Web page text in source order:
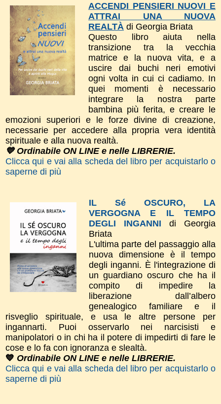
ACCENDI PENSIERI NUOVI E
ATTRAI UNA NUOVA
REALTÀ di Georgia Briata
Questo libro aiuta nella
transizione tra la vecchia
matrice e la nuova vita, e a
uscire dai buchi neri emotivi
ogni volta in cui ci cadiamo. In
quei momenti è necessario
integrare la nostra parte
bambina più ferita, e creare le
emozioni superiori e le forze divine di creazione,
necessarie per accedere alla propria vera identità
spirituale e alla nuova realtà.
💙 Ordinabile ON LINE e nelle LIBRERIE.
Clicca qui e vai alla scheda del libro per acquistarlo o
saperne di più
IL Sé OSCURO, LA
VERGOGNA E IL TEMPO
DEGLI INGANNI di Georgia
Briata
L'ultima parte del passaggio alla
nuova dimensione è il tempo
degli inganni. È l'integrazione di
un guardiano oscuro che ha il
compito di impedire la
liberazione dall’albero
genealogico familiare e il
risveglio spirituale, e usa le altre persone per
ingannarti. Puoi osservarlo nei narcisisti e
manipolatori o in chi ha il potere di impedirti di fare le
cose e lo fa con ignoranza e slealtà.
💙 Ordinabile ON LINE e nelle LIBRERIE.
Clicca qui e vai alla scheda del libro per acquistarlo o
saperne di più